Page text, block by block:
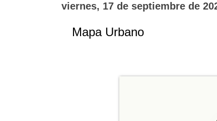
viernes, 17 de septiembre de
Mapa Urbano